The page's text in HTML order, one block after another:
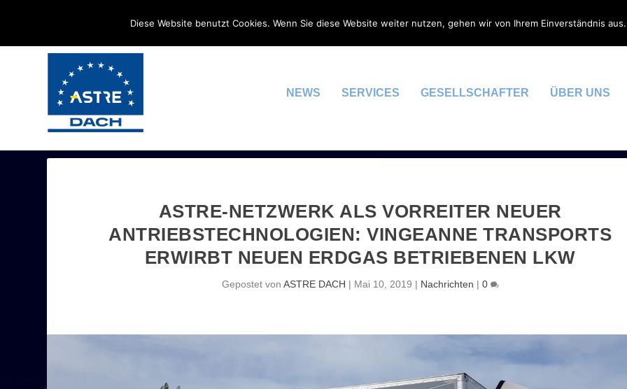
NEWS SERVICES GESELLSCHAFTER ÜBER UNS
ASTRE-NETZWERK ALS VORREITER NEUER
ANTRIEBSTECHNOLOGIEN: VINGEANNE TRANSPORTS
ERWIRBT NEUEN ERDGAS BETRIEBENEN LKW
Gepostet von ASTRE DACH | Mai 10, 2019 | Nachrichten | 0
Diese Website benutzt Cookies. Wenn Sie diese Website weiter nutzen, gehen wir von Ihrem Einverständnis aus.